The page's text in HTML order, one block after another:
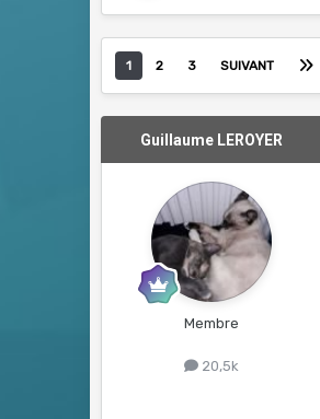
1 2 3 SUIVANT
Guillaume LEROYER
Membre
20,5k